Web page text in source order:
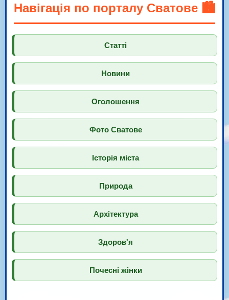
Навігація по порталу Сватове 🏙️
Статті
Новини
Оголошення
Фото Сватове
Історія міста
Природа
Архітектура
Здоров'я
Почесні жінки